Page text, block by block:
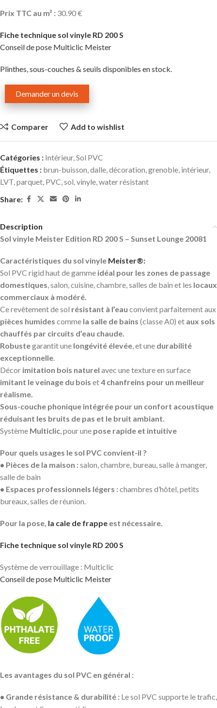
Prix TTC au m² : 30.90 €
Fiche technique sol vinyle RD 200 S
Conseil de pose Multiclic Meister
Plinthes, sous-couches & seuils disponibles en stock.
Demander un devis
Comparer Add to wishlist
Catégories : Intérieur,Sol PVC
Étiquettes : brun-buisson,dalle,décoration,grenoble, intérieur,
LVT,parquet, PVC,sol,vinyle,water résistant
Share:
Description
Sol vinyle Meister Edition RD 200 S – Sunset Lounge 20081
Caractéristiques du sol vinyle Meister®:
Sol PVC rigid haut de gamme idéal pour les zones de passage
domestiques, salon, cuisine, chambre, salles de bain et les locaux
commerciaux à modéré.
Ce revêtement de sol résistant à l’eau convient parfaitement aux
pièces humides comme la salle de bains (classe A0) et aux sols
chauffés par circuits d’eau chaude.
Robustegarantit une longévité élevée, et une durabilité
exceptionnelle.
Décor imitation bois naturel avec une texture en surface
imitant le veinage du bois et4 chanfreins pour un meilleur
réalisme.
Sous-couche phonique intégrée pour un confort acoustique
réduisant les bruits de pas et le bruit ambiant.
Système Multiclic, pour une pose rapide et intuitive
Pour quels usages le sol PVC convient-il ?
• Pièces de la maison :salon, chambre, bureau, salle à manger,
salle de bain
• Espaces professionnels légers :chambres d’hôtel, petits
bureaux, salles de réunion.
Pour la pose, la cale de frappe est nécessaire.
Fiche technique sol vinyle RD 200 S
Système de verrouillage : Multiclic
Conseil de pose Multiclic Meister
Les avantages du sol PVC en général :
• Grande résistance & durabilité : Le sol PVC supporte le trafic,